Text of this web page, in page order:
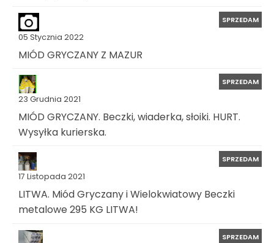
05 Stycznia 2022
SPRZEDAM
MIÓD GRYCZANY Z MAZUR
23 Grudnia 2021
SPRZEDAM
MIÓD GRYCZANY. Beczki, wiaderka, słoiki. HURT.
Wysyłka kurierska.
17 Listopada 2021
SPRZEDAM
LITWA. Miód Gryczany i Wielokwiatowy Beczki
metalowe 295 KG LITWA!
SPRZEDAM